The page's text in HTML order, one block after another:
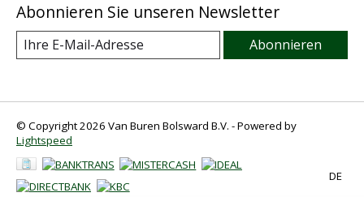
Abonnieren Sie unseren Newsletter
Abonnieren
© Copyright 2026 Van Buren Bolsward B.V. - Powered by
Lightspeed
DE